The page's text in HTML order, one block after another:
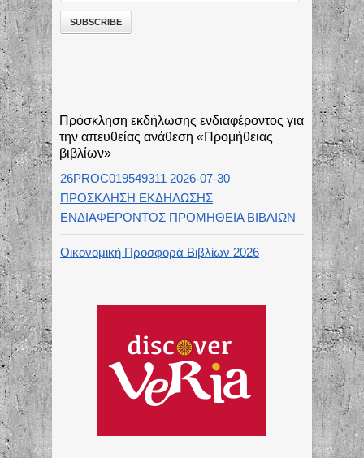
Πρόσκληση εκδήλωσης ενδιαφέροντος για
την απευθείας ανάθεση «Προμήθειας
βιβλίων»
26PROC019549311 2026-07-30
ΠΡΟΣΚΛΗΣΗ ΕΚΔΗΛΩΣΗΣ
ΕΝΔΙΑΦΕΡΟΝΤΟΣ ΠΡΟΜΗΘΕΙΑ ΒΙΒΛΙΩΝ
Οικονομική Προσφορά Βιβλίων 2026